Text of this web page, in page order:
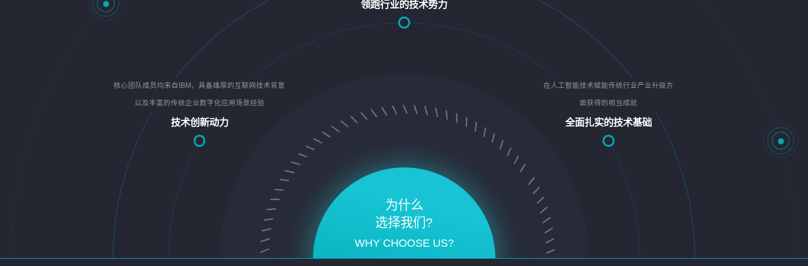
为什么
选择我们?
WHY CHOOSE US?
核心团队成员均来自IBM，具备雄厚的互联网技术背景
以及丰富的传统企业数字化应用场景经验
技术创新动力
领跑行业的技术势力
在人工智能技术赋能传统行业产业升级方
面获得的相当成就
全面扎实的技术基础